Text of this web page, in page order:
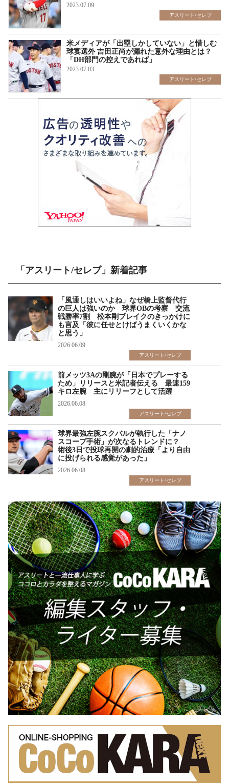
2023.07.09
アスリート/セレブ
米メディアが「出塁しかしていない」と惜しむ
球宴選外 吉田正尚が漏れた意外な理由とは？
「DH部門の控えであれば」
2023.07.03
アスリート/セレブ
「アスリート/セレブ」新着記事
「風通しはいいよね」なぜ橋上監督代行
の巨人は強いのか 球界OBの考察 交流
戦勝率7割 松本剛ブレイクのきっかけに
も言及「彼に任せとけばうまくいくかな
と思う」
2026.06.09
アスリート/セレブ
前メッツ3Aの剛腕が「日本でプレーする
ため」リリースと米記者伝える 最速159
キロ左腕 主にリリーフとして活躍
2026.06.08
アスリート/セレブ
球界最強左腕スクバルが執行した「ナノ
スコープ手術」が次なるトレンドに？
術後3日で投球再開の劇的治療「より自由
に投げられる感覚があった」
2026.06.08
アスリート/セレブ